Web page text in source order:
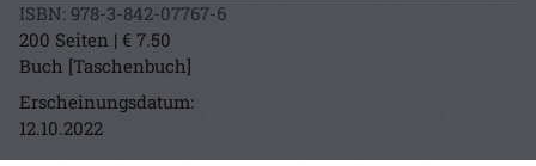
ISBN: 978-3-842-07767-6
200 Seiten | € 7.50
Buch [Taschenbuch]
Erscheinungsdatum:
12.10.2022